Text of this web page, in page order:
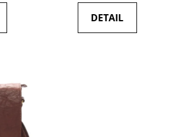
z
5
DETAIL